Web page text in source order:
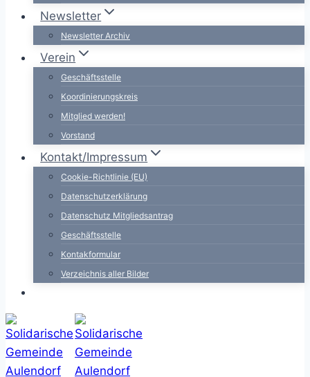
Newsletter
Newsletter Archiv
Verein
Geschäftsstelle
Koordinierungskreis
Mitglied werden!
Vorstand
Kontakt/Impressum
Cookie-Richtlinie (EU)
Datenschutzerklärung
Datenschutz Mitgliedsantrag
Geschäftsstelle
Kontakformular
Verzeichnis aller Bilder